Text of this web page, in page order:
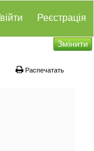
Реєстрація
Змінити
Распечатать